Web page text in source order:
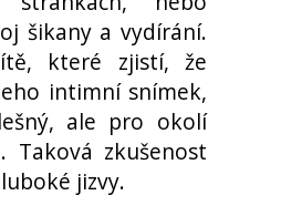
šikany a vydírání.
které zjistí, že
intimní snímek,
ale pro okolí
Taková zkušenost
jizvy.